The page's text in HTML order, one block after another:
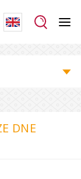
DNE